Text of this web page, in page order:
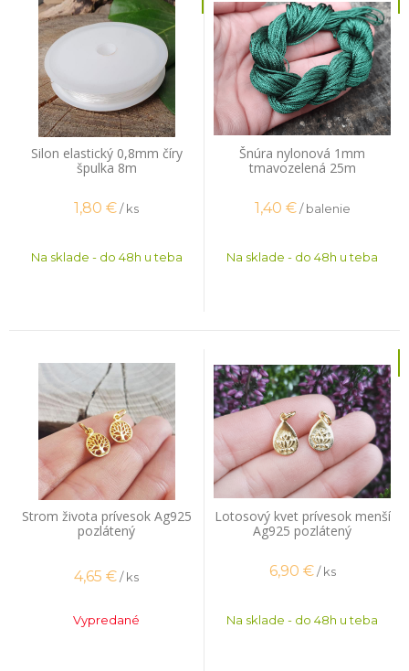
Silon elastický 0,8mm číry
špulka 8m
1,80 €/ ks
Na sklade - do 48h u teba
Šnúra nylonová 1mm
tmavozelená 25m
1,40 € / balenie
Na sklade - do 48h u teba
Strom života prívesok Ag925
pozlátený
4,65 €/ ks
Vypredané
Lotosový kvet prívesok menší
Ag925 pozlátený
6,90 € / ks
Na sklade - do 48h u teba